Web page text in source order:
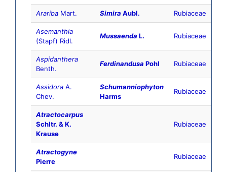
Arariba Mart. Simira Aubl. Rubiaceae
Asemanthia
(Stapf) Ridl.
Mussaenda L. Rubiaceae
Aspidanthera
Benth.
Ferdinandusa Pohl Rubiaceae
Assidora A.
Chev.
Schumanniophyton
Harms
Rubiaceae
Atractocarpus
Schltr. & K.
Krause
Rubiaceae
Atractogyne
Pierre
Rubiaceae